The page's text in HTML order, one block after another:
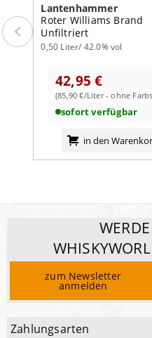
Lantenhammer
Roter Williams Brand
Unfiltriert
0,50 Liter/ 42.0% vol
42,95 €
(85,90 €/Liter - ohne
sofort verfügbar
in den
zum Newsletter
anmelden
Zahlungsarten